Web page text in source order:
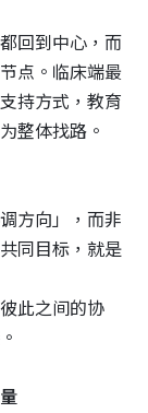
回到中心，而
点。临床端最
持方式，教育
整体找路。
方向」，而非
同目标，就是
此之间的协